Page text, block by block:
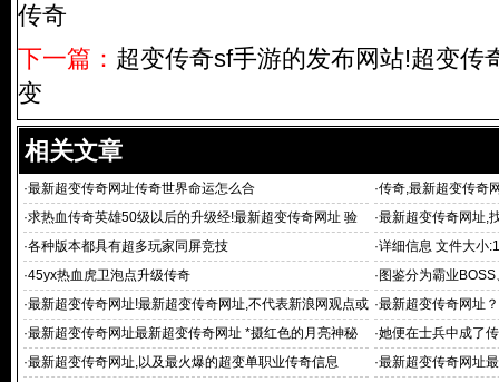
传奇
下一篇： 超变传奇sf手游的发布网站!超变传
变
相关文章
·最新超变传奇网址传奇世界命运怎么合 ·传奇,最新超变传奇
·求热血传奇英雄50级以后的升级经!最新超变传奇网址 验
是多少？
·最新超变传奇网址,
级变态传:最新超
·各种版本都具有超多玩家同屏竞技 ·详细信息 文件大小
·45yx热血虎卫泡点升级传奇 · 图鉴分为霸业
·最新超变传奇网址!最新超变传奇网址,不代表新浪网观点或
立场
·最新超变传奇网址
quo
·最新超变传奇网址最新超变传奇网址 *摄红色的月亮神秘
而传奇20
·她便在士兵中成了
·最新超变传奇网址,以及最火爆的超变单职业传奇信息 ·最新超变传奇网址